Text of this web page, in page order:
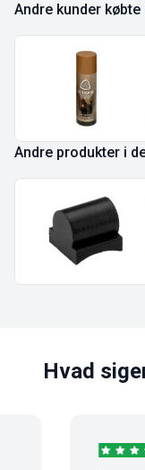
Andre kunder købte
Andre produkter i
Hvad